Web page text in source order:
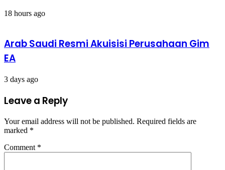
18 hours ago
Arab Saudi Resmi Akuisisi Perusahaan Gim
EA
3 days ago
Leave a Reply
Your email address will not be published. Required fields are
marked *
Comment *